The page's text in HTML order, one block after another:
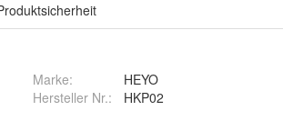
Marke:
HEYO
Hersteller Nr.:
HKP02